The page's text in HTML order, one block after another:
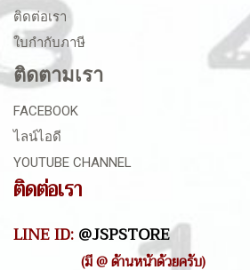
ติดต่อเรา
ใบกำกับภาษี
ติดตามเรา
FACEBOOK
ไลน์ไอดี
YOUTUBE CHANNEL
ติดต่อเรา
LINE ID:@JSPSTORE
(มี @ ด้านหน้าด้วยครับ)